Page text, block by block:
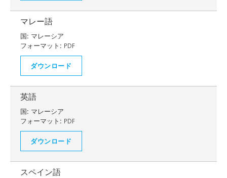
マレー語
国: マレーシア
フォーマット: PDF
ダウンロード
英語
国: マレーシア
フォーマット: PDF
ダウンロード
スペイン語